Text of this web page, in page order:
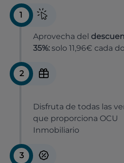
1
Aprovecha del
35%: solo 11,96€ cada
2
Disfruta de todas las
que proporciona OCU
Inmobiliario
3